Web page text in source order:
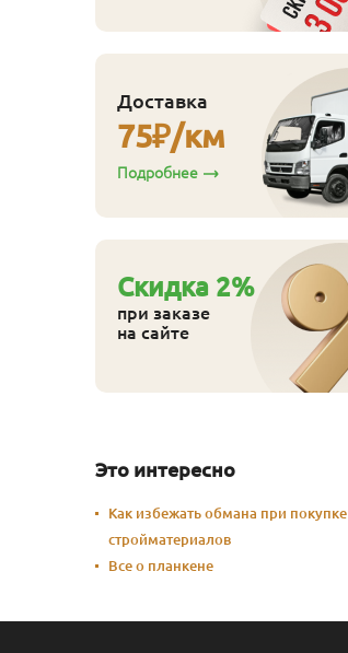
Купить
Доставка
75₽/км
Подробнее
Cкидка 2%
при заказе
на сайте
Это интересно
Как избежать обмана при покупке
стройматериалов
Все о планкене